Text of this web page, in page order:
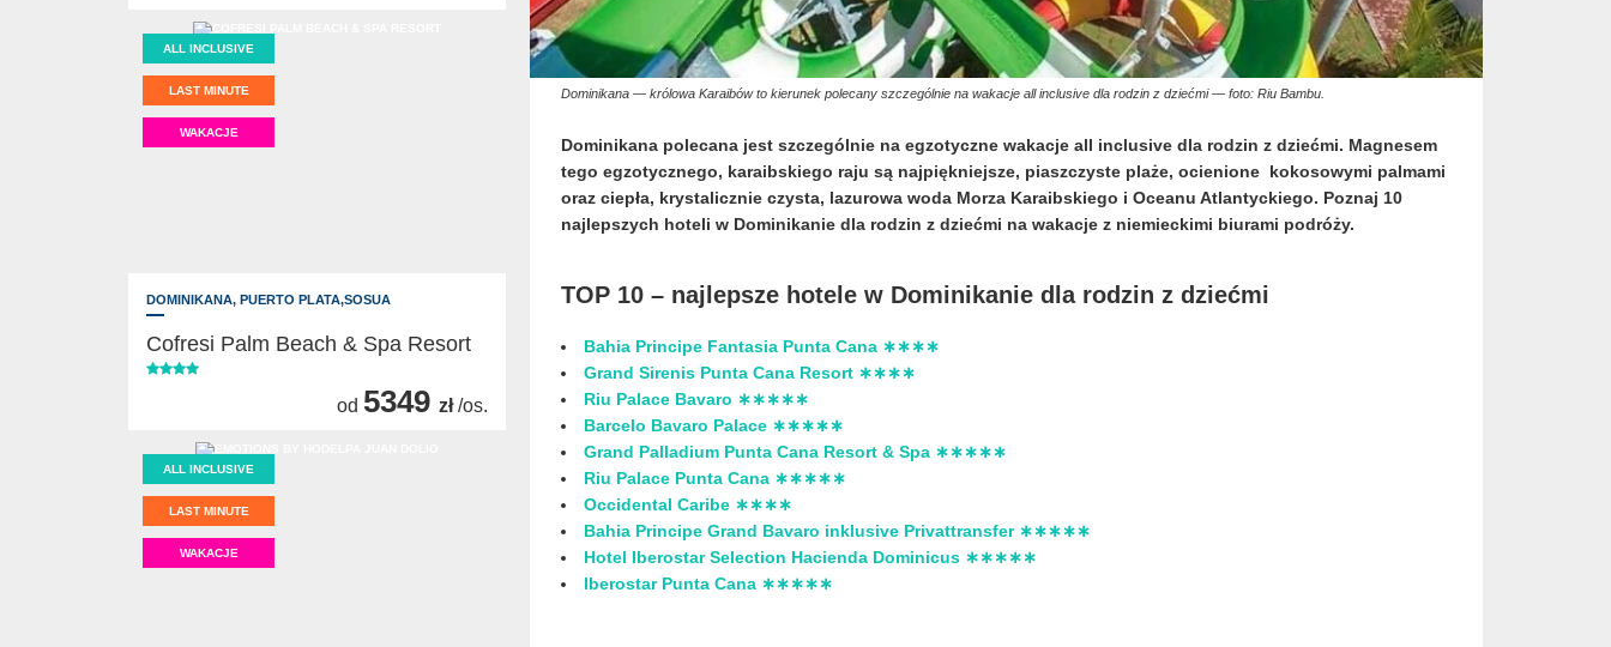
Dominikana — królowa Karaibów to kierunek polecany szczególnie na wakacje all inclusive dla rodzin z dziećmi — foto: Riu Bambu.
Dominikana polecana jest szczególnie na egzotyczne wakacje all inclusive dla rodzin z dziećmi. Magnesem
tego egzotycznego, karaibskiego raju są najpiękniejsze, piaszczyste plaże, ocienione kokosowymi palmami
oraz ciepła, krystalicznie czysta, lazurowa woda Morza Karaibskiego i Oceanu Atlantyckiego. Poznaj 10
najlepszych hoteli w Dominikanie dla rodzin z dziećmi na wakacje z niemieckimi biurami podróży.
TOP 10 – najlepsze hotele w Dominikanie dla rodzin z dziećmi
Bahia Principe Fantasia Punta Cana ∗∗∗∗
Grand Sirenis Punta Cana Resort ∗∗∗∗
Riu Palace Bavaro ∗∗∗∗∗
Barcelo Bavaro Palace ∗∗∗∗∗
Grand Palladium Punta Cana Resort & Spa ∗∗∗∗∗
Riu Palace Punta Cana ∗∗∗∗∗
Occidental Caribe ∗∗∗∗
Bahia Principe Grand Bavaro inklusive Privattransfer ∗∗∗∗∗
Hotel Iberostar Selection Hacienda Dominicus ∗∗∗∗∗
Iberostar Punta Cana ∗∗∗∗∗
ALL INCLUSIVE
LAST MINUTE
WAKACJE
DOMINIKANA, PUERTO PLATA,SOSUA
Cofresi Palm Beach & Spa Resort
od 5349 zł /os.
ALL INCLUSIVE
LAST MINUTE
WAKACJE